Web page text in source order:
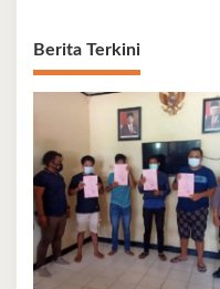
Berita Terkini